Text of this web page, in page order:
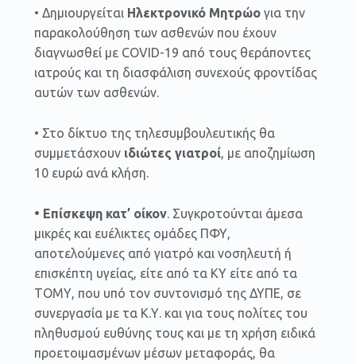
• Δημιουργείται Ηλεκτρονικό Μητρώο για την
παρακολούθηση των ασθενών που έχουν
διαγνωσθεί με COVID-19 από τους θεράποντες
ιατρούς και τη διασφάλιση συνεχούς φροντίδας
αυτών των ασθενών.
• Στο δίκτυο της τηλεσυμβουλευτικής θα
συμμετάσχουν ιδιώτες γιατροί, με αποζημίωση
10 ευρώ ανά κλήση.
• Επίσκεψη κατ’ οίκον. Συγκροτούνται άμεσα
μικρές και ευέλικτες ομάδες ΠΦΥ,
αποτελούμενες από γιατρό και νοσηλευτή ή
επισκέπτη υγείας, είτε από τα ΚΥ είτε από τα
ΤΟΜΥ, που υπό τον συντονισμό της ΔΥΠΕ, σε
συνεργασία με τα Κ.Υ. και για τους πολίτες του
πληθυσμού ευθύνης τους και με τη χρήση ειδικά
προετοιμασμένων μέσων μεταφοράς, θα